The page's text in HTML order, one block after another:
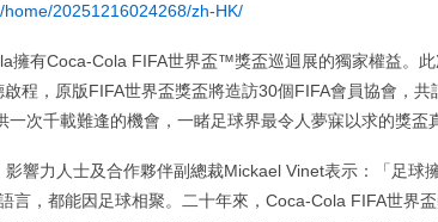
20251216024268/zh-HK/
擁有Coca-Cola FIFA世界盃™獎盃巡迴展的獨家權益。
程，原版FIFA世界盃獎盃將造訪30個FIFA會員協會，共
次千載難逢的機會，一睹足球界最令人夢寐以求的獎盃
響力人士及合作夥伴副總裁Mickael Vinet表示：「足球
言，都能因足球相聚。二十年來，Coca-Cola FIFA世界